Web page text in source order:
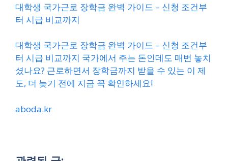
대학생 국가근로 장학금 완벽 가이드 – 신청 조건부
터 시급 비교까지
대학생 국가근로 장학금 완벽 가이드 – 신청 조건부
터 시급 비교까지 국가에서 주는 돈인데도 매번 놓치
셨나요? 근로하면서 장학금까지 받을 수 있는 이 제
도, 더 늦기 전에 지금 꼭 확인하세요!
aboda.kr